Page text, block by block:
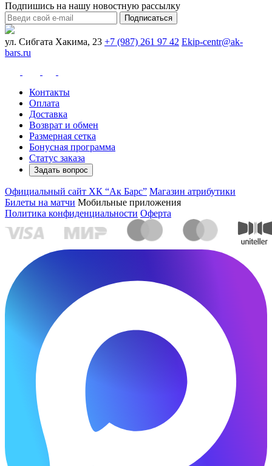
Подпишись на нашу новостную рассылку
Подписаться
ул. Сибгата Хакима, 23 +7 (987) 261 97 42 Ekip-centr@ak-
bars.ru
Контакты
Оплата
Доставка
Возврат и обмен
Размерная сетка
Бонусная программа
Статус заказа
Задать вопрос
Официальный сайт ХК “Ак Барс” Магазин атрибутики
Билеты на матчи Мобильные приложения
Политика конфиденциальности Оферта